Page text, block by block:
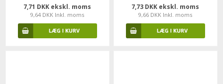
7,71 DKK ekskl. moms
9,64 DKK Inkl. moms
7,73 DKK ekskl. moms
9,66 DKK Inkl. moms